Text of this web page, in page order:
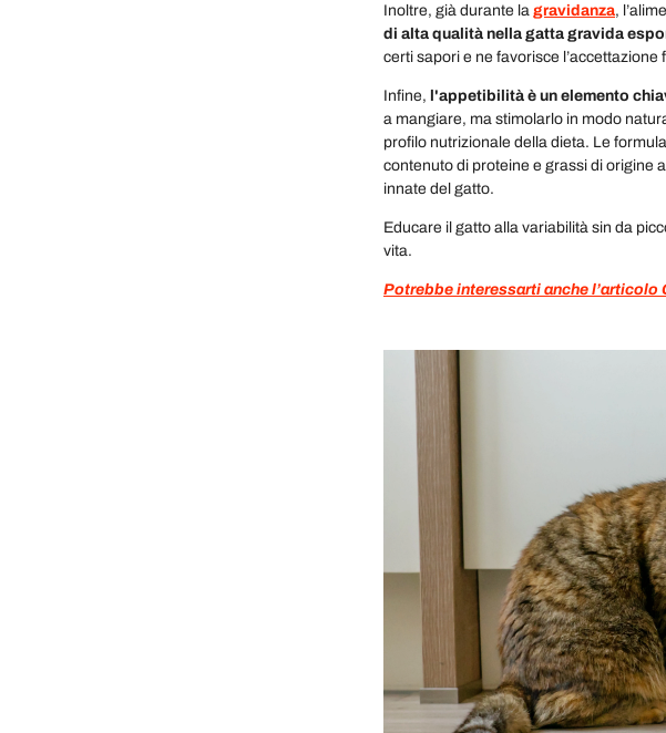
Inoltre, già durante la gravidanza,
di alta qualità nella gatta gravida
certi sapori e ne favorisce l’accettazione
Infine, l'appetibilità è un elemento
a mangiare, ma stimolarlo in modo
profilo nutrizionale della dieta. Le
contenuto di proteine e grassi di origine
innate del gatto.
Educare il gatto alla variabilità sin da
vita.
Potrebbe interessarti anche l’articolo